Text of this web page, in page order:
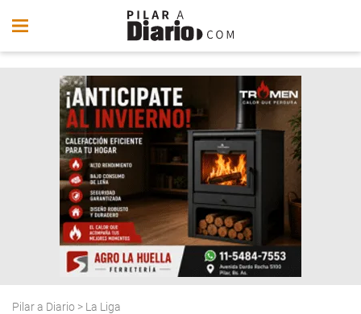
Pilar a Diario > La Liga